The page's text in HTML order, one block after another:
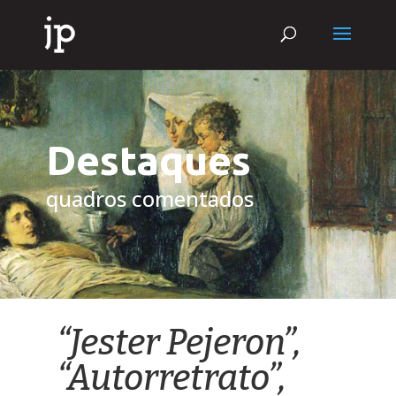
Destaques
quadros comentados
“Jester Pejeron”,
“Autorretrato”,